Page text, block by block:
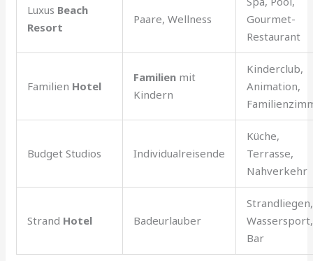
Luxus Beach
Resort
Paare, Wellness
Gourmet-
Restaurant
Familien Hotel
Familien mit
Kindern
Kinderclub,
Animation,
Budget Studios Individualreisende
Küche,
Terrasse,
Nahverkehr
Strand Hotel Badeurlauber
Strandliegen,
Wassersport,
Bar